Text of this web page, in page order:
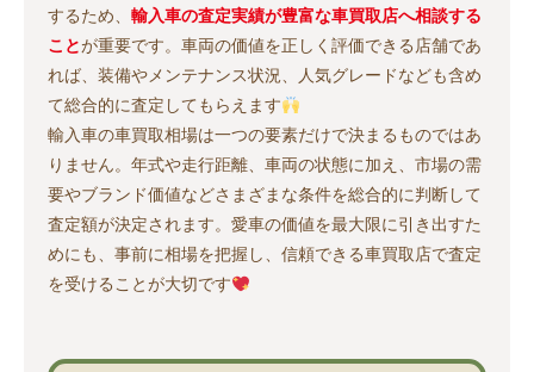
するため、 輸入車の査定実績が豊富な車買取店へ相談する
ことが重要です。車両の価値を正しく評価できる店舗であ
れば、装備やメンテナンス状況、人気グレードなども含め
て総合的に査定してもらえます
輸入車の車買取相場は一つの要素だけで決まるものではあ
りません。年式や走行距離、車両の状態に加え、市場の需
要やブランド価値などさまざまな条件を総合的に判断して
査定額が決定されます。愛車の価値を最大限に引き出すた
めにも、事前に相場を把握し、信頼できる車買取店で査定
を受けることが大切です